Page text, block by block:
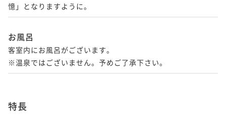
憶」となりますように。
お風呂
客室内にお風呂がございます。
※温泉ではございません。予めご了承下さい。
特長